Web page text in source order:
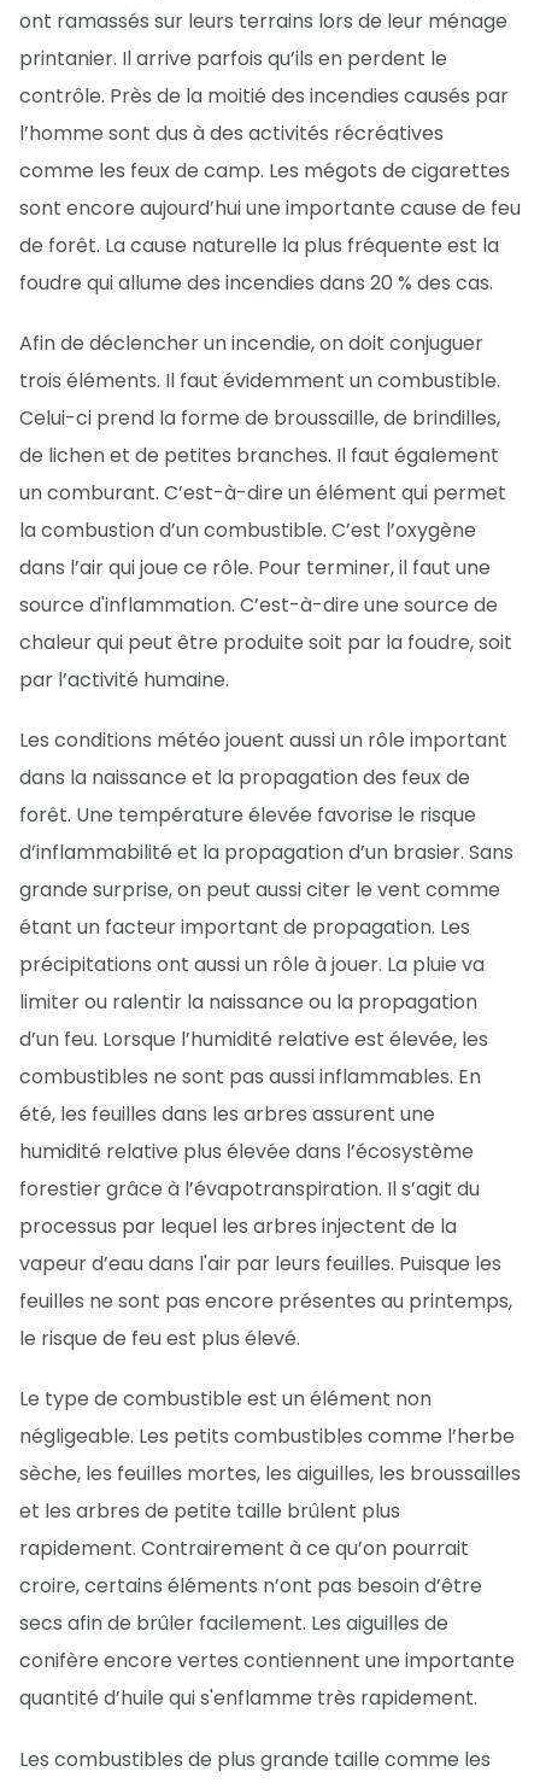
ont ramassés sur leurs terrains lors de leur ménage
printanier. Il arrive parfois qu’ils en perdent le
contrôle. Près de la moitié des incendies causés par
l’homme sont dus à des activités récréatives
comme les feux de camp. Les mégots de cigarettes
sont encore aujourd’hui une importante cause de feu
de forêt. La cause naturelle la plus fréquente est la
foudre qui allume des incendies dans 20 % des cas.
Afin de déclencher un incendie, on doit conjuguer
trois éléments. Il faut évidemment un combustible.
Celui-ci prend la forme de broussaille, de brindilles,
de lichen et de petites branches. Il faut également
un comburant. C’est-à-dire un élément qui permet
la combustion d’un combustible. C’est l’oxygène
dans l’air qui joue ce rôle. Pour terminer, il faut une
source d'inflammation. C’est-à-dire une source de
chaleur qui peut être produite soit par la foudre, soit
par l’activité humaine.
Les conditions météo jouent aussi un rôle important
dans la naissance et la propagation des feux de
forêt. Une température élevée favorise le risque
d’inflammabilité et la propagation d’un brasier. Sans
grande surprise, on peut aussi citer le vent comme
étant un facteur important de propagation. Les
précipitations ont aussi un rôle à jouer. La pluie va
limiter ou ralentir la naissance ou la propagation
d’un feu. Lorsque l’humidité relative est élevée, les
combustibles ne sont pas aussi inflammables. En
été, les feuilles dans les arbres assurent une
humidité relative plus élevée dans l’écosystème
forestier grâce à l’évapotranspiration. Il s’agit du
processus par lequel les arbres injectent de la
vapeur d’eau dans l'air par leurs feuilles. Puisque les
feuilles ne sont pas encore présentes au printemps,
le risque de feu est plus élevé.
Le type de combustible est un élément non
négligeable. Les petits combustibles comme l’herbe
sèche, les feuilles mortes, les aiguilles, les broussailles
et les arbres de petite taille brûlent plus
rapidement. Contrairement à ce qu’on pourrait
croire, certains éléments n’ont pas besoin d’être
secs afin de brûler facilement. Les aiguilles de
conifère encore vertes contiennent une importante
quantité d’huile qui s'enflamme très rapidement.
Les combustibles de plus grande taille comme les